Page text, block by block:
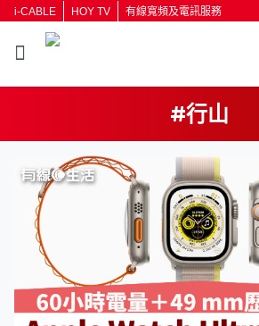
i-CABLE HOY TV 有線寬頻及電訊服務
#行山
按輸入鍵開始搜尋